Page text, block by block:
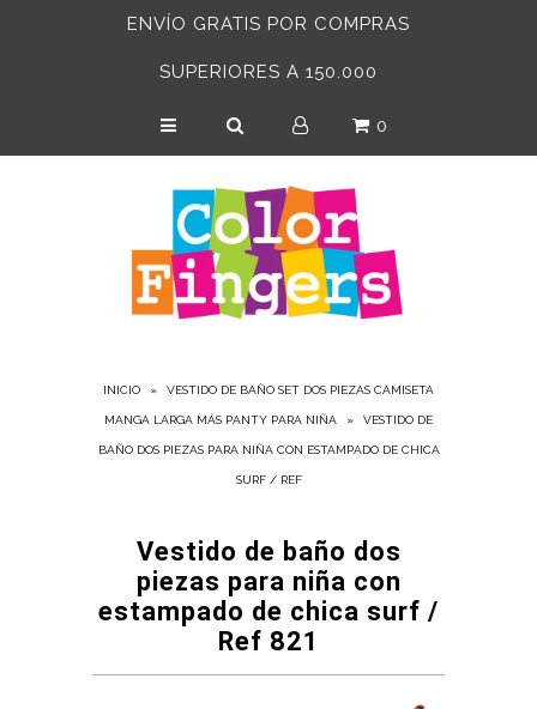
ENVÍO GRATIS POR COMPRAS
SUPERIORES A 150.000
0
INICIO » VESTIDO DE BAÑO SET DOS PIEZAS CAMISETA
MANGA LARGA MÁS PANTY PARA NIÑA » VESTIDO DE
BAÑO DOS PIEZAS PARA NIÑA CON ESTAMPADO DE CHICA
SURF / REF
Vestido de baño dos
piezas para niña con
estampado de chica surf /
Ref 821
ACCESORIOS